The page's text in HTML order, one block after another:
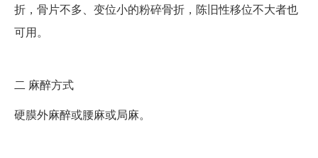
折，骨片不多、变位小的粉碎骨折，陈旧性移位不大者也
可用。
二 麻醉方式
硬膜外麻醉或腰麻或局麻。